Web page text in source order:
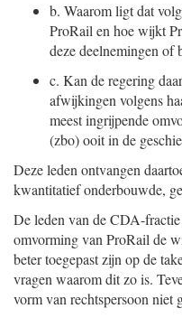
b. Waarom ligt dat
ProRail en hoe wijkt
deze deelnemingen of
c. Kan de regering
afwijkingen volgens
meest ingrijpende
(zbo) ooit in de
Deze leden ontvangen
kwantitatief onderbouwde,
De leden van de CDA-
omvorming van ProRail de
beter toegepast zijn op de
vragen waarom dit zo is.
vorm van rechtspersoon niet